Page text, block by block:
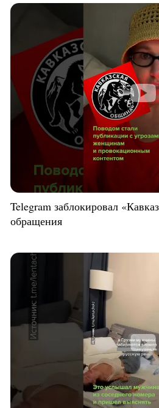
Telegram заблокировал
обращения